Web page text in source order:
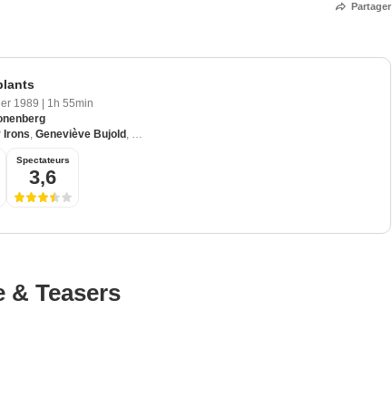
Partager
1989
1h 55min
Irons, Geneviève Bujold , Heidi von Palleske
Spectateurs
3,6
& Teasers